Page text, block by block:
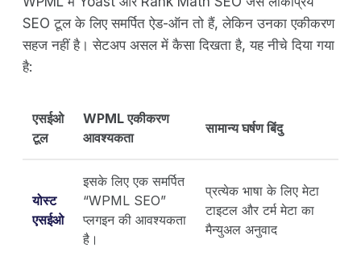
SEO टूल के लिए समर्पित ऐड-ऑन तो हैं, लेकिन उनका एकीकरण
सहज नहीं है। सेटअप असल में कैसा दिखता है, यह नीचे दिया गया
है:
एसईओ
टूल
WPML एकीकरण
आवश्यकता
सामान्य घर्षण बिंदु
योस्ट
एसईओ
इसके लिए एक समर्पित
“WPML SEO”
प्लगइन की आवश्यकता
है।
प्रत्येक भाषा के लिए मेटा
टाइटल और टर्म मेटा का
मैन्युअल अनुवाद